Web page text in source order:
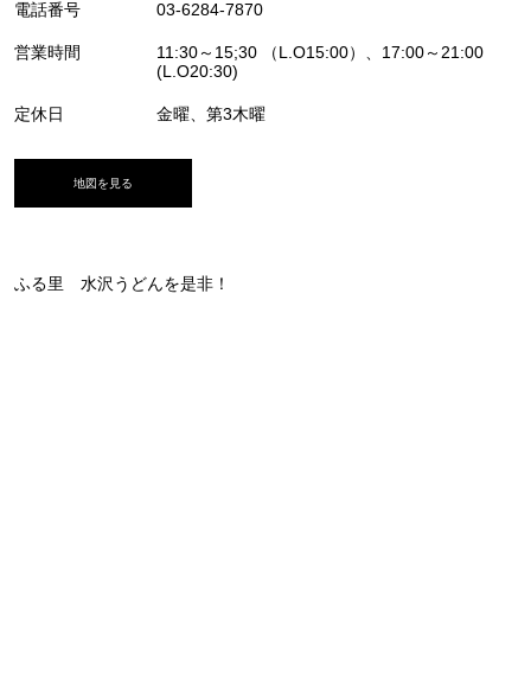
電話番号 03-6284-7870
営業時間
11:30～15;30 （L.O15:00）、17:00～21:00
(L.O20:30)
定休日 金曜、第3木曜
地図を見る
ふる里 水沢うどんを是非！